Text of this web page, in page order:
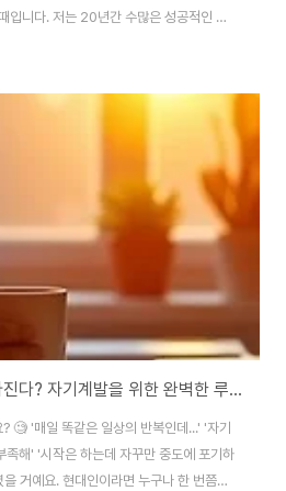
입니다. 저는 20년간 수많은 성공적인 자
에서도 가장 효과적인 방법은 바로 '디지
강력한 구조입니다. 🚀 왜 디지털 루틴인
력은 유한합니다. 아무리 강한 동기부여도
아침만 바꿔도 인생이 달라진다? 자기계발을 위한 완벽한 루틴 설계법
🧐 '매일 똑같은 일상의 반복인데...' '자기
족해' '시작은 하는데 자꾸만 중도에 포기하
거예요. 현대인이라면 누구나 한 번쯤은